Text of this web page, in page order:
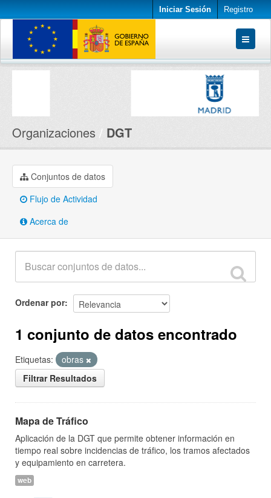
Iniciar Sesión Registro
Conjuntos de datos
Organizaciones DGT
Conjuntos de datos
Flujo de Actividad
Acerca de
Ordenar por
1 conjunto de datos encontrado
Etiquetas:
obras
Filtrar Resultados
Mapa de Tráfico
Aplicación de la DGT que permite obtener información en
tiempo real sobre incidencias de tráfico, los tramos afectados
y equipamiento en carretera.
web